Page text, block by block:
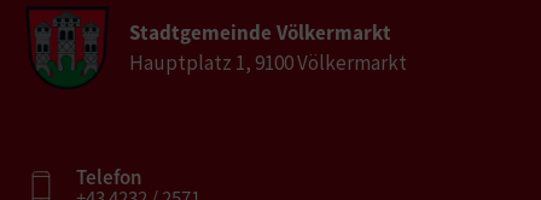
Stadtgemeinde Völkermarkt
Hauptplatz 1, 9100 Völkermarkt
Telefon